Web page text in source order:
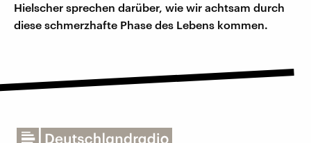
Hielscher sprechen darüber, wie wir achtsam durch
diese schmerzhafte Phase des Lebens kommen.